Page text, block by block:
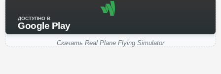
ДОСТУПНО В
Google Play
Скачать Real Plane Flying Simulator